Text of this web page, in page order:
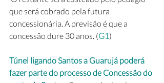
que será cobrado pela futura
concessionária. A previsão é que a
concessão dure 30 anos. (G1)
Túnel ligando Santos a Guarujá poderá
fazer parte do processo de Concessão do